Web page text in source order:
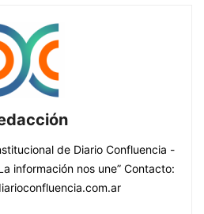
de Diario Confluencia -
información nos une” Contacto: